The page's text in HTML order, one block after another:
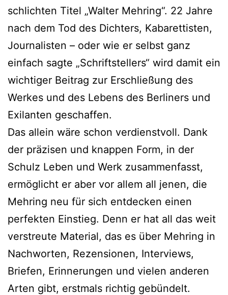
schlichten Titel „Walter Mehring“. 22 Jahre
nach dem Tod des Dichters, Kabarettisten,
Journalisten – oder wie er selbst ganz
einfach sagte „Schriftstellers“ wird damit ein
wichtiger Beitrag zur Erschließung des
Werkes und des Lebens des Berliners und
Exilanten geschaffen.
Das allein wäre schon verdienstvoll. Dank
der präzisen und knappen Form, in der
Schulz Leben und Werk zusammenfasst,
ermöglicht er aber vor allem all jenen, die
Mehring neu für sich entdecken einen
perfekten Einstieg. Denn er hat all das weit
verstreute Material, das es über Mehring in
Nachworten, Rezensionen, Interviews,
Briefen, Erinnerungen und vielen anderen
Arten gibt, erstmals richtig gebündelt.